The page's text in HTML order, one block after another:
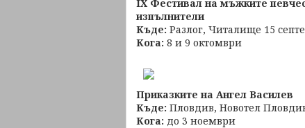
IX Фестивал на мъжките
изпълнители
Къде: Разлог, Читалище 15
Кога: 8 и 9 октомври
Приказките на Ангел Василев
Къде: Пловдив, Новотел
Кога: до 3 ноември